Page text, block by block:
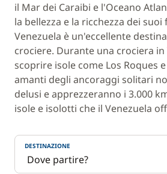
il Mar dei Caraibi e l'Oceano
la bellezza e la ricchezza dei suoi
Venezuela è un'eccellente
crociere. Durante una crociera
scoprire isole come Los Roques
amanti degli ancoraggi solitari
delusi e apprezzeranno i 3.000
isole e isolotti che il Venezuela
DESTINAZIONE